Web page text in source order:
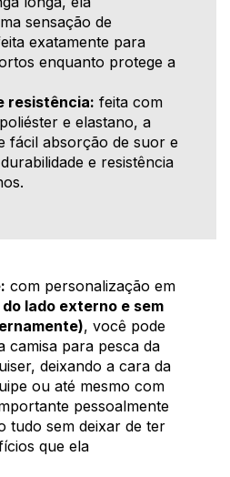
sensação de
exatamente para
enquanto protege a
resistência: feita com
e elastano, a
fácil absorção de suor e
e resistência
com personalização em
lado externo e sem
, você pode
camisa para pesca da
deixando a cara da
ou até mesmo com
pessoalmente
tudo sem deixar de ter
que ela